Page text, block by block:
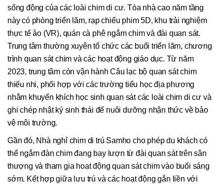
sống động của các loài chim di cư. Tòa nhà cao năm tầng
này có phòng triển lãm, rạp chiếu phim 5D, khu trải nghiệm
thực tế ảo (VR), quán cà phê ngắm chim và đài quan sát.
Trung tâm thường xuyên tổ chức các buổi triển lãm, chương
trình quan sát chim và các hoạt động giáo dục. Từ năm
2023, trung tâm còn vận hành Câu lạc bộ quan sát chim
thiếu nhi, phối hợp với các trường tiểu học địa phương
nhằm khuyến khích học sinh quan sát các loài chim di cư và
ghi chép nhật ký sinh thái để nuôi dưỡng nhận thức về bảo
vệ môi trường.
Gần đó, Nhà nghỉ chim di trú Samho cho phép du khách có
thể ngắm đàn chim đang bay lượn từ đài quan sát trên sân
thượng và tham gia hoạt động quan sát chim vào buổi sáng
sớm. Kết hợp giữa lưu trú và các hoạt động gắn liền với